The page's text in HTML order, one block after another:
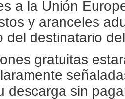
a la Unión
y aranceles
del destinatario
gratuitas
descarga sin